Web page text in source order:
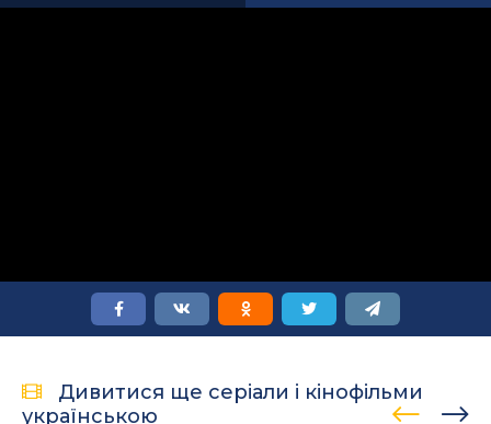
Дивитися ще серіали і кінофільми
українською